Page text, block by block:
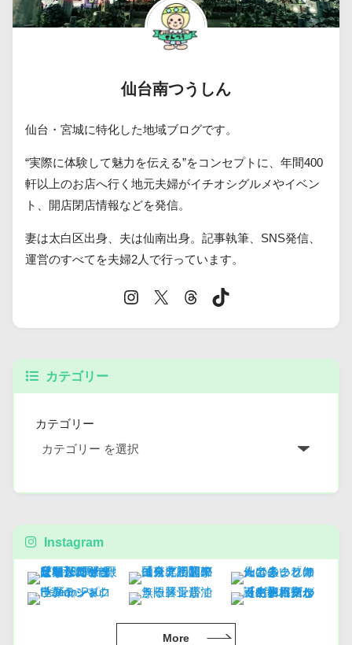
仙台南つうしん
仙台・宮城に特化した地域ブログです。
“実際に体験して魅力を伝える”をコンセプトに、年間400
軒以上のお店へ行く地元夫婦がイチオシグルメやイベン
ト、開店閉店情報などを発信。
妻は太白区出身、夫は仙南出身。記事執筆、SNS発信、
運営のすべてを夫婦2人で行っています。
カテゴリー
カテゴリー
Instagram
More